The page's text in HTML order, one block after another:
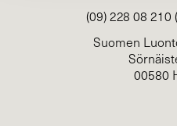
(09) 228 08 210
Suomen
00580